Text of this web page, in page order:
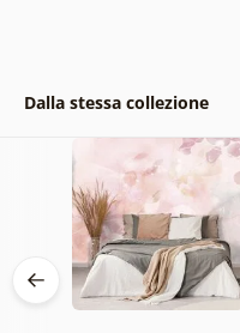
Dalla stessa collezione